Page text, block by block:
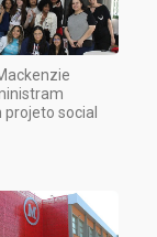
social